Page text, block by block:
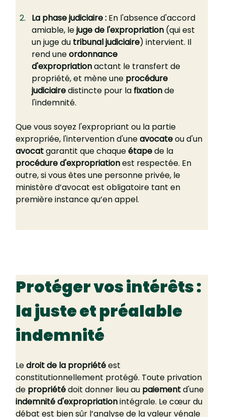
La phase judiciaire : En l'absence d'accord
amiable, le juge de l'expropriation (qui est
un juge du tribunal judiciaire) intervient. Il
rend une ordonnance
d'expropriation actant le transfert de
propriété, et mène une procédure
judiciaire distincte pour la fixation de
l'indemnité.
Que vous soyez l'expropriant ou la partie
expropriée, l'intervention d'une avocate ou d'un
avocat garantit que chaque étape de la
procédure d'expropriation est respectée. En
outre, si vous êtes une personne privée, le
ministère d’avocat est obligatoire tant en
première instance qu’en appel.
Protéger vos intérêts :
la juste et préalable
indemnité
Le droit de la propriété est
constitutionnellement protégé. Toute privation
de propriété doit donner lieu au paiement d'une
indemnité d'expropriation intégrale. Le cœur du
débat est bien sûr l’analyse de la valeur vénale